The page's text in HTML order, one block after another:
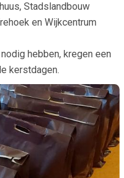
Stadslandbouw
en Wijkcentrum
hebben, kregen een
kerstdagen.